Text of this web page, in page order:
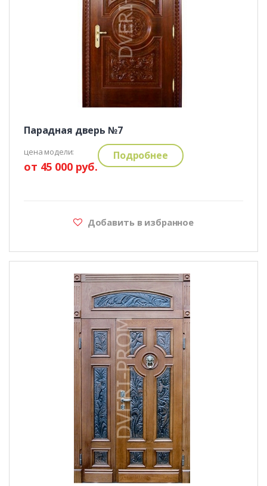
Парадная дверь №7
цена модели:
от 45 000 руб.
Подробнее
Добавить в избранное